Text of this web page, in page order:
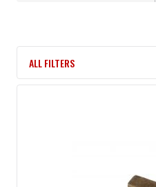
ALL FILTERS